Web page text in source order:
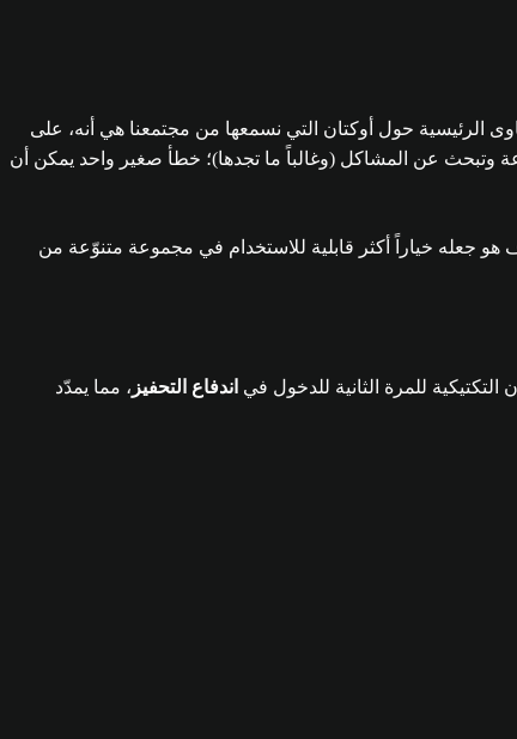
الرئيسية حول أوكتان التي نسمعها من مجتمعنا هي أنه، على
وتبحث عن المشاكل (وغالباً ما تجدها)؛ خطأ صغير واحد يمكن أن
هو جعله خياراً أكثر قابلية للاستخدام في مجموعة متنوّعة من
للمرة الثانية للدخول في اندفاع التحفيز ، مما يمدّد